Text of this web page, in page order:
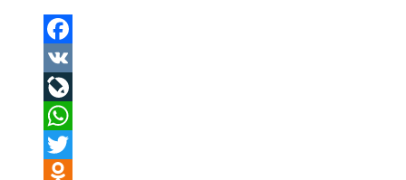
Facebook
VK
LiveJournal
WhatsApp
Twitter